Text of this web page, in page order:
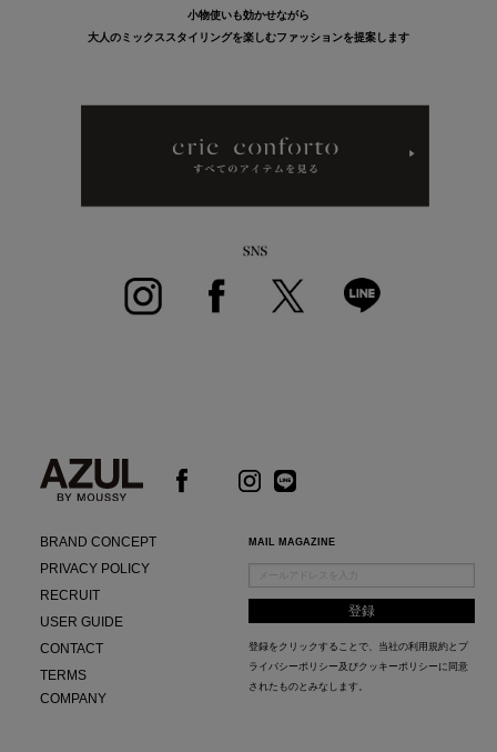
小物使いも効かせながら
大人のミックススタイリングを楽しむファッションを提案します
BRAND CONCEPT
PRIVACY POLICY
RECRUIT
USER GUIDE
CONTACT
TERMS
COMPANY
MAIL MAGAZINE
登録をクリックすることで、当社の利用規約 と プ
ライバシーポリシー及びクッキーポリシー に同意
されたものとみなします。